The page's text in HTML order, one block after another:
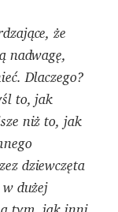
że
nadwagę,
Dlaczego?
to, jak
niż to, jak
dziewczęta
dużej